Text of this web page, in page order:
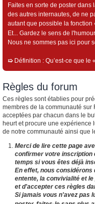
Faites en sorte de poster
des autres internautes, de ne
autant que possible la fonction
Et... Gardez le sens de
Nous ne sommes pas ici pour
➯ Définition : Qu’est-ce que
Règles du forum
Ces règles sont établies pour
membres de la communauté sur
acceptées par chacun dans le
heurt et procure une
de notre communauté ainsi que
Merci de lire cette page
confirmer votre inscription
temps si vous êtes déjà
En effet, nous considérons
entente, la convivialité et
et d'accepter ces règles
Si jamais vous n'avez pas